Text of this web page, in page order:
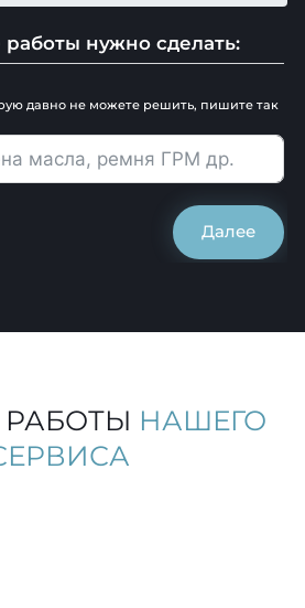
нужно сделать:
давно не можете решить, пишите так
Далее
НАШЕГО